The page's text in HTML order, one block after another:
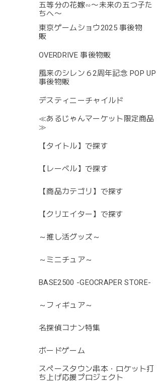
五等分の花嫁∽〜未来の五つ子た
ちへ〜
東京ゲームショウ2025 事後物
販
OVERDRIVE 事後物販
風来のシレン６2周年記念 POP UP
事後物販
デスティニーチャイルド
≪あるじゃんマーケット限定商品
≫
【タイトル】で探す
【レーベル】で探す
【商品カテゴリ】で探す
【クリエイター】で探す
～推し活グッズ～
～ミニチュア～
BASE2500 -GEOCRAPER STORE-
～フィギュア～
名探偵コナン特集
ボードゲーム
スペースタウン串本・ロケット打
ち上げ応援プロジェクト